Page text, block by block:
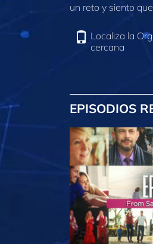
un reto y siento
Localiza la
cercana
EPISODIOS